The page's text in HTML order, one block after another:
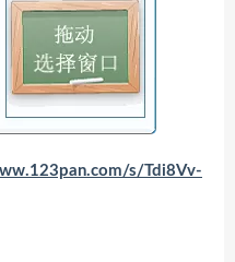
s/Tdi8Vv-